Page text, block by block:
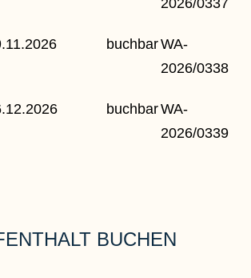
2026/0337
buchbarWA-
2026/0338
buchbarWA-
2026/0339
BUCHEN